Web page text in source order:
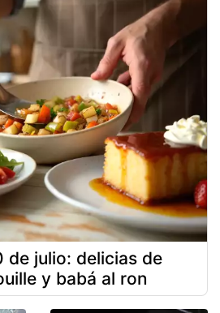
de julio: delicias de
y babá al ron